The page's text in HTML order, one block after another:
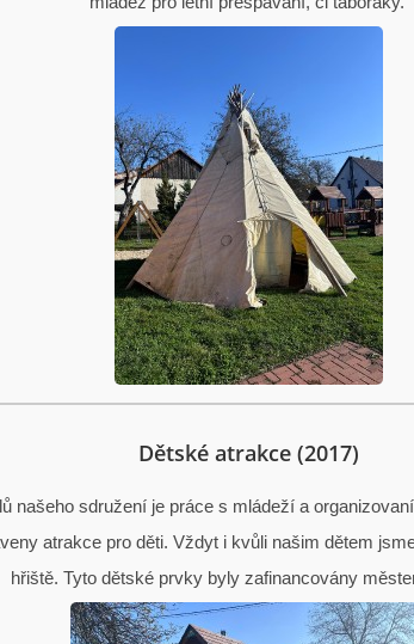
Dětské atrakce (2017)
našeho sdružení je práce s mládeží a
atrakce pro děti. Vždyt i kvůli našim dětem
hřiště. Tyto dětské prvky byly zafinancovány